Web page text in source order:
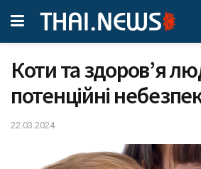
Коти та здоров’я
потенційні
22.03.2024